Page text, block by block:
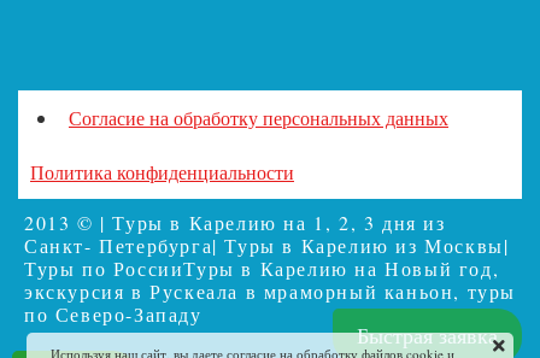
Согласие на обработку персональных данных
Политика конфиденциальности
2013 © | Туры в Карелию на 1, 2, 3 дня из
Санкт- Петербурга| Туры в Карелию из Москвы|
Туры по РоссииТуры в Карелию на Новый год,
экскурсия в Рускеала в мраморный каньон, туры
по Северо-Западу
Используя наш сайт, вы даете согласие на обработку файлов cookie и
Быстрая заявка